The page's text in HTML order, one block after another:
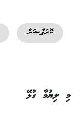
ކޮރަޕްޝަން
މި ލިޔުމާ ގުޅޭ